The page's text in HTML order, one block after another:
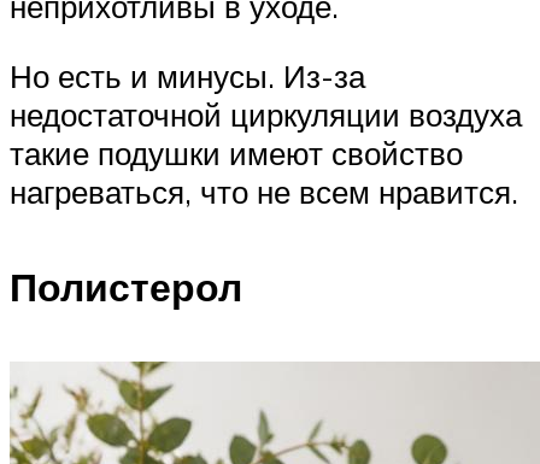
Но есть и минусы. Из-за
недостаточной циркуляции воздуха
такие подушки имеют свойство
нагреваться, что не всем нравится.
Полистерол